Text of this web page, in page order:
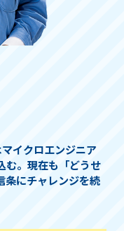
イクロエンジニア
む。現在も「どうせ
条にチャレンジを続